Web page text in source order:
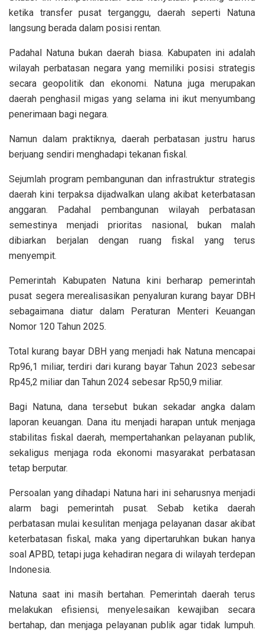
ketika transfer pusat terganggu, daerah seperti Natuna
langsung berada dalam posisi rentan.
Padahal Natuna bukan daerah biasa. Kabupaten ini adalah
wilayah perbatasan negara yang memiliki posisi strategis
secara geopolitik dan ekonomi. Natuna juga merupakan
daerah penghasil migas yang selama ini ikut menyumbang
penerimaan bagi negara.
Namun dalam praktiknya, daerah perbatasan justru harus
berjuang sendiri menghadapi tekanan fiskal.
Sejumlah program pembangunan dan infrastruktur strategis
daerah kini terpaksa dijadwalkan ulang akibat keterbatasan
anggaran. Padahal pembangunan wilayah perbatasan
semestinya menjadi prioritas nasional, bukan malah
dibiarkan berjalan dengan ruang fiskal yang terus
menyempit.
Pemerintah Kabupaten Natuna kini berharap pemerintah
pusat segera merealisasikan penyaluran kurang bayar DBH
sebagaimana diatur dalam Peraturan Menteri Keuangan
Nomor 120 Tahun 2025.
Total kurang bayar DBH yang menjadi hak Natuna mencapai
Rp96,1 miliar, terdiri dari kurang bayar Tahun 2023 sebesar
Rp45,2 miliar dan Tahun 2024 sebesar Rp50,9 miliar.
Bagi Natuna, dana tersebut bukan sekadar angka dalam
laporan keuangan. Dana itu menjadi harapan untuk menjaga
stabilitas fiskal daerah, mempertahankan pelayanan publik,
sekaligus menjaga roda ekonomi masyarakat perbatasan
tetap berputar.
Persoalan yang dihadapi Natuna hari ini seharusnya menjadi
alarm bagi pemerintah pusat. Sebab ketika daerah
perbatasan mulai kesulitan menjaga pelayanan dasar akibat
keterbatasan fiskal, maka yang dipertaruhkan bukan hanya
soal APBD, tetapi juga kehadiran negara di wilayah terdepan
Indonesia.
Natuna saat ini masih bertahan. Pemerintah daerah terus
melakukan efisiensi, menyelesaikan kewajiban secara
bertahap, dan menjaga pelayanan publik agar tidak lumpuh.